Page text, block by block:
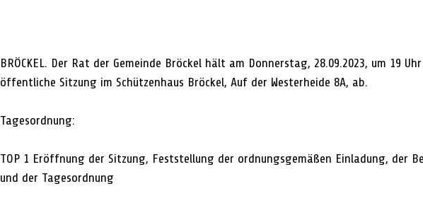
BRÖCKEL. Der Rat der Gemeinde Bröckel hält am Donnerstag, 28.09.2023, um 19
öffentliche Sitzung im Schützenhaus Bröckel, Auf der Westerheide 8A, ab.
Tagesordnung:
TOP 1 Eröffnung der Sitzung, Feststellung der ordnungsgemäßen Einladung, der
und der Tagesordnung